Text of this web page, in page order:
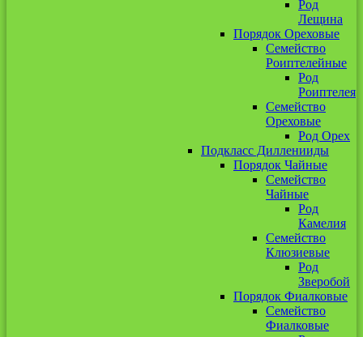
Род
Лещина
Порядок Ореховые
Семейство
Роиптелейные
Род
Роиптелея
Семейство
Ореховые
Род Орех
Подкласс Дилленииды
Порядок Чайные
Семейство
Чайные
Род
Камелия
Семейство
Клюзиевые
Род
Зверобой
Порядок Фиалковые
Семейство
Фиалковые